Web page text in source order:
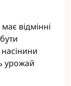
відмінні
урожай